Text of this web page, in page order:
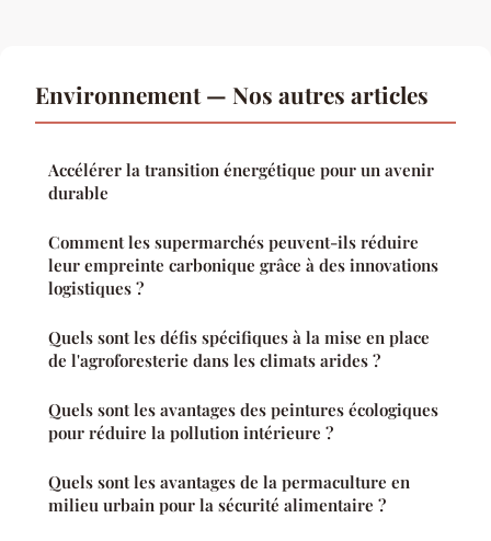
Environnement — Nos autres articles
Accélérer la transition énergétique pour un avenir
durable
Comment les supermarchés peuvent-ils réduire
leur empreinte carbonique grâce à des innovations
logistiques ?
Quels sont les défis spécifiques à la mise en place
de l'agroforesterie dans les climats arides ?
Quels sont les avantages des peintures écologiques
pour réduire la pollution intérieure ?
Quels sont les avantages de la permaculture en
milieu urbain pour la sécurité alimentaire ?